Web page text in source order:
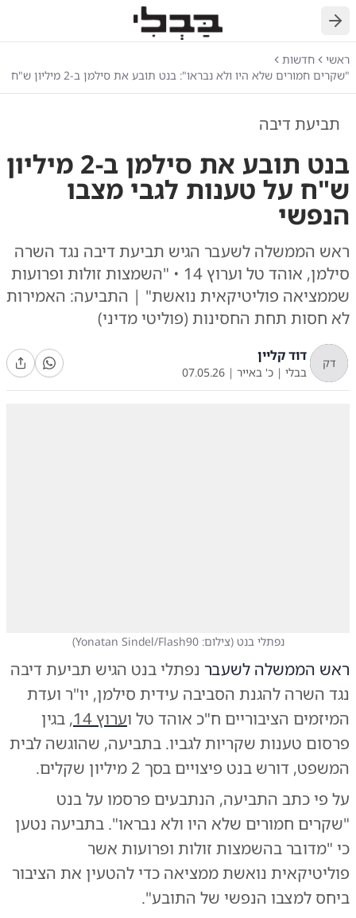
חזרה
ראשי
חדשות
"שקרים חמורים שלא היו ולא נבראו": בנט תובע את סילמן ב-2 מיליון ש"ח
תביעת דיבה
בנט תובע את סילמן ב-2 מיליון
ש"ח על טענות לגבי מצבו
הנפשי
ראש הממשלה לשעבר הגיש תביעת דיבה נגד השרה
סילמן, אוהד טל וערוץ 14 • "השמצות זולות ופרועות
שממציאה פוליטיקאית נואשת" | התביעה: האמירות
לא חסות תחת החסינות (פוליטי מדיני)
דק דוד קליין
בבלי | כ' באייר |
07.05.26
נפתלי בנט (צילום: Yonatan Sindel/Flash90 )
ראש הממשלה לשעבר נפתלי בנט הגיש תביעת דיבה
נגד השרה להגנת הסביבה עידית סילמן, יו"ר ועדת
המיזמים הציבוריים ח"כ אוהד טל וערוץ 14
, בגין
פרסום טענות שקריות לגביו. בתביעה, שהוגשה לבית
המשפט, דורש בנט פיצויים בסך 2 מיליון שקלים.
על פי כתב התביעה, הנתבעים פרסמו על בנט
"שקרים חמורים שלא היו ולא נבראו". בתביעה נטען
כי "מדובר בהשמצות זולות ופרועות אשר
פוליטיקאית נואשת ממציאה כדי להטעין את הציבור
ביחס למצבו הנפשי של התובע".